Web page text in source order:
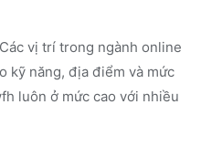
vị trí trong ngành online
kỹ năng, địa điểm và mức
luôn ở mức cao với nhiều